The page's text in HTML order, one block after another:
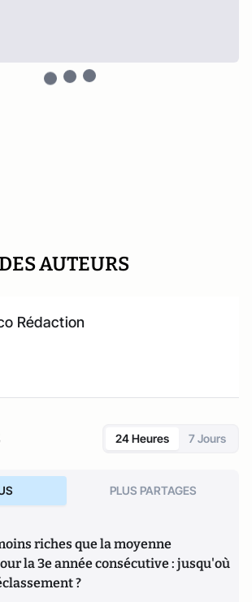
AUTEURS
Rédaction
24 Heures 7 Jours
PLUS PARTAGES
riches que la moyenne
la 3e année consécutive : jusqu'où
?